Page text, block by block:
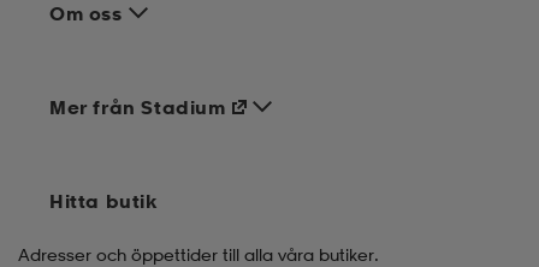
Om oss
Mer från Stadium
Hitta butik
Adresser och öppettider till alla våra butiker.